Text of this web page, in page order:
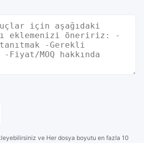
ve Her dosya boyutu en fazla 10